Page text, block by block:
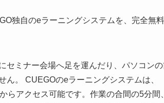
独自のeラーニングシステムを、完全無
セミナー会場へ足を運んだり、パソコン
。 CUEGOのeラーニングシステムは、
らアクセス可能です。作業の合間の5分間、